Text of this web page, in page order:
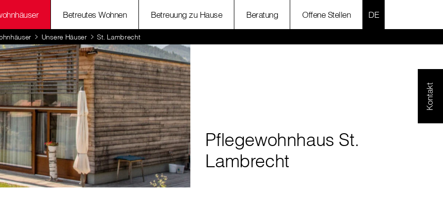
Betreutes Wohnen Betreuung zu Hause Beratung Offene Stellen SPRACHE
Unsere Häuser St. Lambrecht
Kontakt
Pflegewohnhaus St.
Lambrecht